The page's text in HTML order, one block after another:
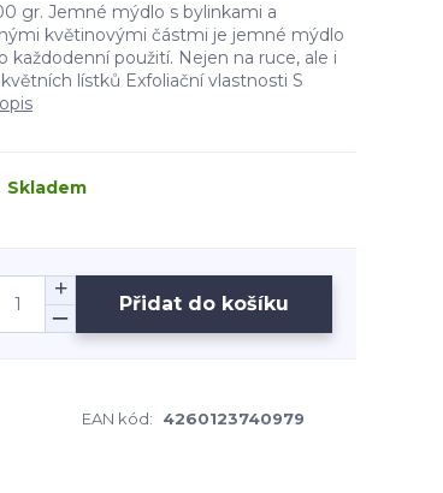
gr. Jemné mýdlo s bylinkami a
květinovými částmi je jemné mýdlo
použití. Nejen na ruce, ale i
lístků Exfoliační vlastnosti S
Skladem
Přidat do košíku
EAN kód:
4260123740979